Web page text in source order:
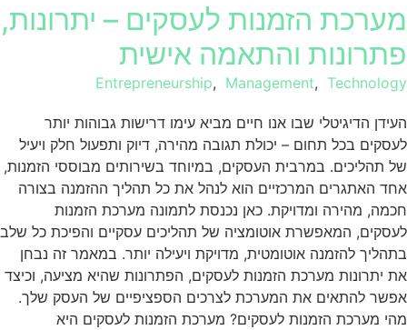
מערכת הזמנות לעסקים – יתרונות,
פתרונות והתאמה אישית
Entrepreneurship, Management, Technology
העידן הדיגיטלי שבו אנו חיים מביא עימו דרישות גבוהות יותר
לעסקים בכל תחום – יכולת תגובה מהירה, דיוק ותפעול חלק ויעיל
של תהליכים. במרבית העסקים, במיוחד בשירותים מבוססי הזמנות,
אחד האתגרים המרכזיים הוא לנהל את כל תהליך ההזמנה בצורה
חכמה, מהירה ומדויקת. כאן נכנסת לתמונה מערכת הזמנות
לעסקים, המאפשרת אוטומציה של תהליכים עסקיים והפיכת כל שלב
בתהליך להזמנה אוטומטית, מדויקת ויעילה יותר. במאמר זה נבחן
את יתרונות מערכת הזמנות לעסקים, הפתרונות שהיא מציעה, וכיצד
אפשר להתאים את המערכת לצרכים הספציפיים של העסק שלך.
מהי מערכת הזמנות לעסקים? מערכת הזמנות לעסקים היא